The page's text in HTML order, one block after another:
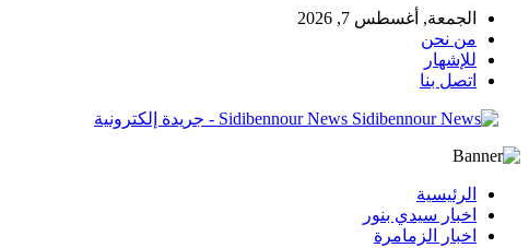
الجمعة, أغسطس 7, 2026
من نحن
للإشهار
اتصل بنا
Sidibennour News - جريدة إلكترونية
الرئيسية
اخبار سيدي بنور
اخبار الزمامرة